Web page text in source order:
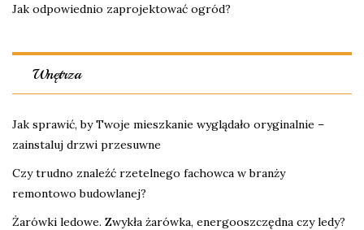
Jak odpowiednio zaprojektować ogród?
Wnętrza
Jak sprawić, by Twoje mieszkanie wyglądało oryginalnie –
zainstaluj drzwi przesuwne
Czy trudno znaleźć rzetelnego fachowca w branży
remontowo budowlanej?
Żarówki ledowe. Zwykła żarówka, energooszczędna czy ledy?